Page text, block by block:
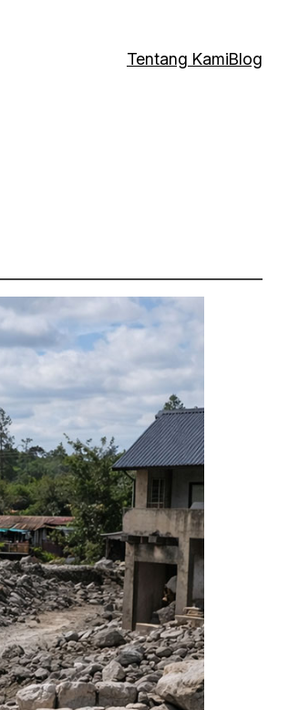
Tentang KamiBlog